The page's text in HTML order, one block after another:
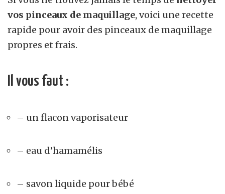
vos pinceaux de maquillage, voici une recette
rapide pour avoir des pinceaux de maquillage
propres et frais.
Il vous faut :
– un flacon vaporisateur
– eau d’hamamélis
– savon liquide pour bébé